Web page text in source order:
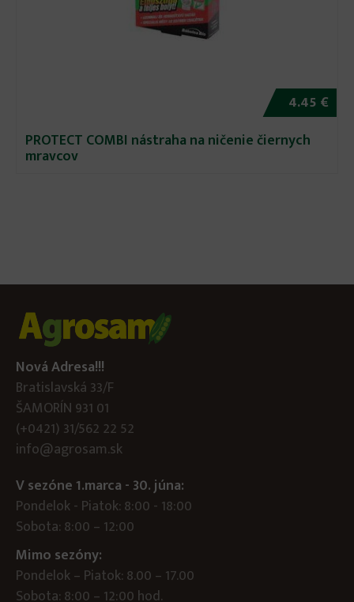
4.45 €
PROTECT COMBI nástraha na ničenie čiernych
mravcov
Nová Adresa!!!
Bratislavská 33/F
ŠAMORÍN 931 01
(+0421) 31/562 22 52
info@agrosam.sk
V sezóne 1.marca - 30. júna:
Pondelok - Piatok: 8:00 - 18:00
Sobota: 8:00 – 12:00
Mimo sezóny:
Pondelok – Piatok: 8.00 – 17.00
Sobota: 8:00 – 12:00 hod.